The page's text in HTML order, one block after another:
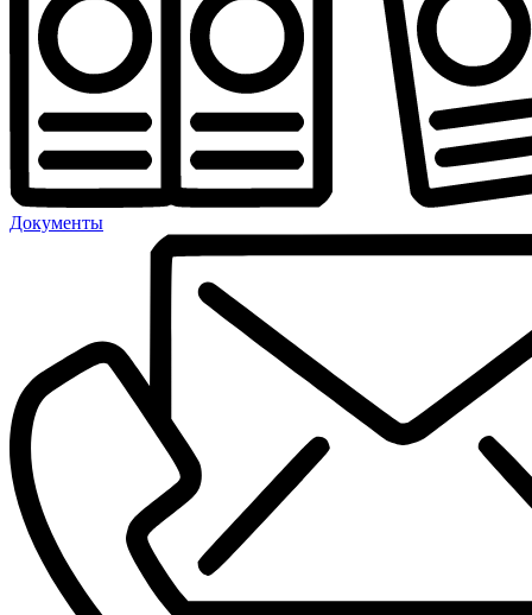
Документы